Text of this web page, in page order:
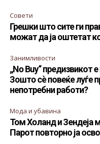
Совети
Грешки што сите ги
можат да ја оштетат
Занимливости
„No Buy“ предизвикот
Зошто сè повеќе луѓе
непотребни работи?
Мода и убавина
Том Холанд и Зендеја
Парот повторно ја